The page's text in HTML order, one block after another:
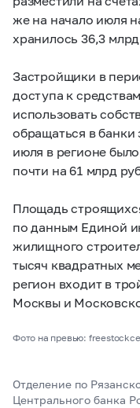
же на начало июля
хранилось 36,3
Застройщики в
доступа к
использовать
обращаться в
июля в регионе
почти на 61 млрд
Площадь
по данным Единой
жилищного
тысяч квадратных
регион входит в
Москвы и
Фото на превью:
Отделение по
Центрального банка